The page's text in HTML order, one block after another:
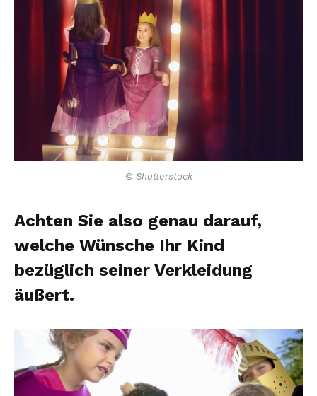
© Shutterstock
Achten Sie also genau darauf,
welche Wünsche Ihr Kind
bezüglich seiner Verkleidung
äußert.